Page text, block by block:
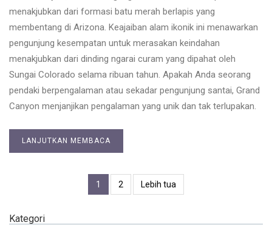
menakjubkan dari formasi batu merah berlapis yang
membentang di Arizona. Keajaiban alam ikonik ini menawarkan
pengunjung kesempatan untuk merasakan keindahan
menakjubkan dari dinding ngarai curam yang dipahat oleh
Sungai Colorado selama ribuan tahun. Apakah Anda seorang
pendaki berpengalaman atau sekadar pengunjung santai, Grand
Canyon menjanjikan pengalaman yang unik dan tak terlupakan.
LANJUTKAN MEMBACA
1 2 Lebih tua
Kategori